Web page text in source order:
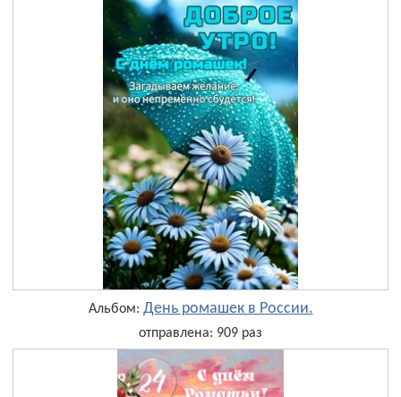
Альбом: День ромашек в России.
отправлена: 909 раз